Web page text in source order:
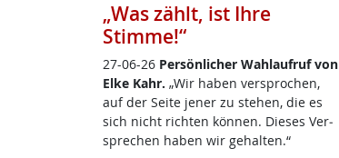
„Was zählt, ist Ihre
Stimme!“
27-06-26 Per­sön­li­cher Wahl­auf­ruf von
El­ke Kahr. „Wir ha­ben ver­spro­chen,
auf der Sei­te je­ner zu ste­hen, die es
sich nicht rich­ten kön­nen. Die­ses Ver­
sp­re­chen ha­ben wir ge­hal­ten.“